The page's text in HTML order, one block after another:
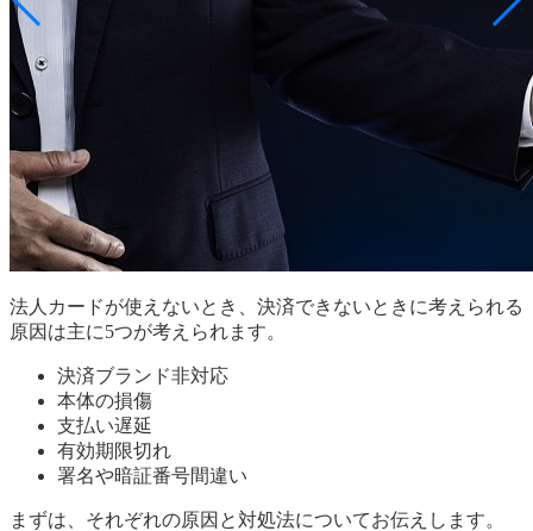
法人カードが使えないとき、決済できないときに考えられる
原因は主に5つが考えられます。
決済ブランド非対応
本体の損傷
支払い遅延
有効期限切れ
署名や暗証番号間違い
まずは、それぞれの原因と対処法についてお伝えします。